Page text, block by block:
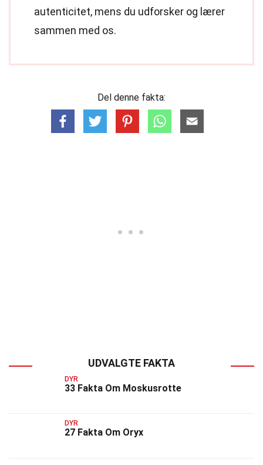
autenticitet, mens du udforsker og lærer
sammen med os.
Del denne fakta:
UDVALGTE FAKTA
DYR
33 Fakta Om Moskusrotte
DYR
27 Fakta Om Oryx